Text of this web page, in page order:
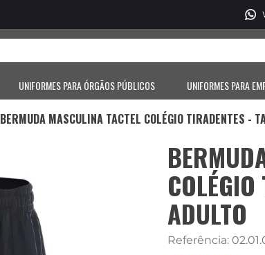
UNIFORMES PARA ÓRGÃOS PÚBLICOS UNIFORMES PARA
BERMUDA MASCULINA TACTEL COLÉGIO TIRADENTES -
ADULTO
Referência: